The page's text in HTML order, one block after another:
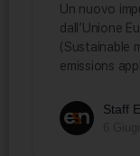
Un nuovo
dall’Unione
(Sustainable
emissions
Staff